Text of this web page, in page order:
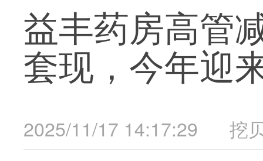
益丰药房高管
套现，今年迎
2025/11/17 14:17:29 挖